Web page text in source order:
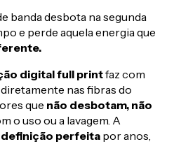
banda desbota na segunda
e perde aquela energia que
digital full printfaz com
nas fibras do
que não desbotam, não
o uso ou a lavagem. A
definição perfeita por anos,